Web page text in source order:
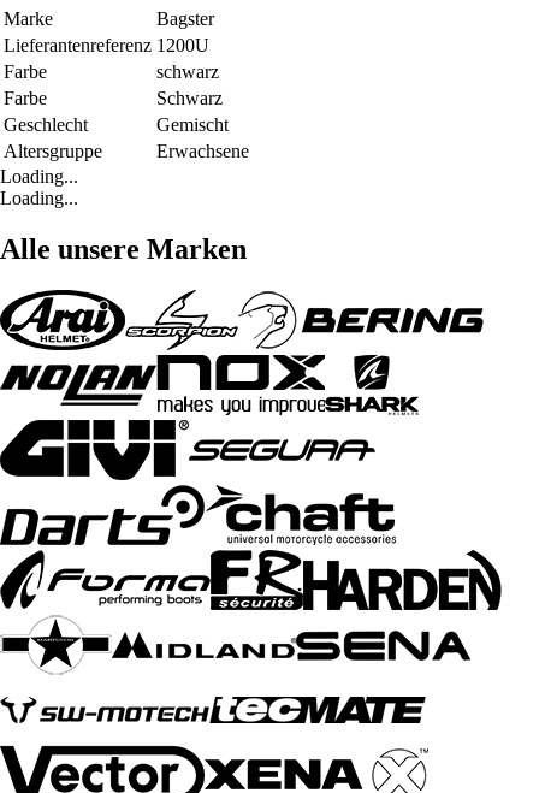
Marke
Bagster
Lieferantenreferenz 1200U
Farbe
schwarz
Farbe
Schwarz
Geschlecht
Gemischt
Altersgruppe
Erwachsene
Loading...
Loading...
Alle unsere Marken